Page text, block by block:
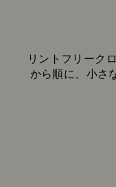
リントフリーク
から順に、小さ